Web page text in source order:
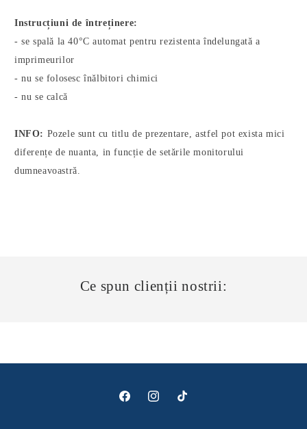
Instrucțiuni de întreținere:
- se spală la 40°C automat pentru rezistenta îndelungată a
imprimeurilor
- nu se folosesc înălbitori chimici
- nu se calcă
INFO: Pozele sunt cu titlu de prezentare, astfel pot exista mici
diferențe de nuanta, in funcție de setările monitorului
dumneavoastră.
Ce spun clienții nostrii:
FacebookInstagramTikTok